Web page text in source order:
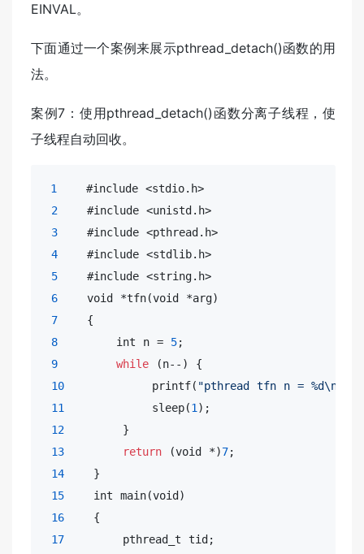
EINVAL。
下面通过一个案例来展示pthread_detach()函数的用
法。
案例7：使用pthread_detach()函数分离子线程，使
子线程自动回收。
1
    #include <stdio.h>
2
    #include <unistd.h>
3
    #include <pthread.h>
4
    #include <stdlib.h>
5
    #include <
string.h>
6
void *tfn(void
*arg)
7
    {
8
int n = 5;
9
while (n--) {
10
            printf(
"pthread tfn n = %d\n"
11
            sleep(
1);
12
        }
13
return (void *)7;
14
    }
15
int main(void )
16
    {
17
        pthread_t tid;